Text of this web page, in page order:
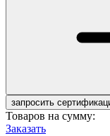
запросить
Товаров на сумму:
Заказать